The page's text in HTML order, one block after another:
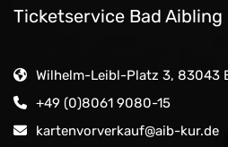
Ticketservice Bad Aibling
Wilhelm-Leibl-Platz 3, 83043
+49 (0)8061 9080-15
kartenvorverkauf@aib-kur.de